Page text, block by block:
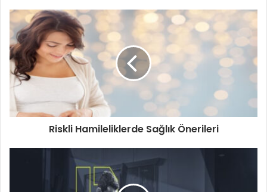
Riskli Hamileliklerde Sağlık Önerileri